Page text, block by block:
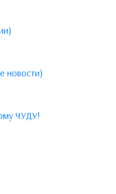
новости)
ЧУДУ!